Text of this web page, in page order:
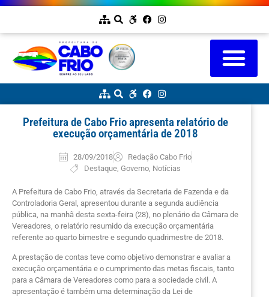
Prefeitura de Cabo Frio apresenta relatório de
execução orçamentária de 2018
28/09/2018
Redação Cabo Frio
Destaque ,Governo Notícias
A Prefeitura de Cabo Frio, através da Secretaria de Fazenda e da
Controladoria Geral, apresentou durante a segunda audiência
pública, na manhã desta sexta-feira (28), no plenário da Câmara de
Vereadores, o relatório resumido da execução orçamentária
referente ao quarto bimestre e segundo quadrimestre de 2018.
A prestação de contas teve como objetivo demonstrar e avaliar a
execução orçamentária e o cumprimento das metas fiscais, tanto
para a Câmara de Vereadores como para a sociedade civil. A
apresentação é também uma determinação da Lei de